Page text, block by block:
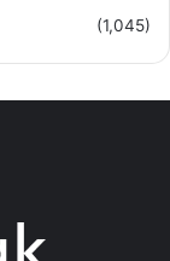
(1,045)